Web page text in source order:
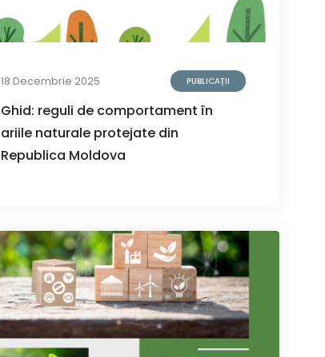
18 Decembrie 2025 PUBLICAȚII
Ghid: reguli de comportament în
ariile naturale protejate din
Republica Moldova